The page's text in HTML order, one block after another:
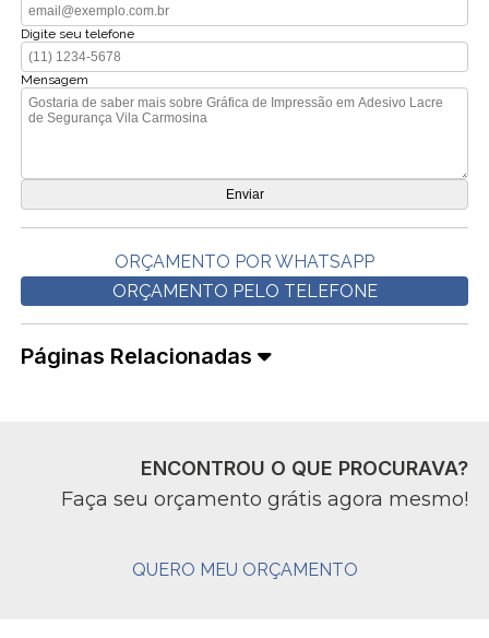
Digite seu telefone
Mensagem
ORÇAMENTO POR WHATSAPP
ORÇAMENTO PELO TELEFONE
Páginas Relacionadas
ENCONTROU O QUE PROCURAVA?
Faça seu orçamento grátis agora mesmo!
QUERO MEU ORÇAMENTO